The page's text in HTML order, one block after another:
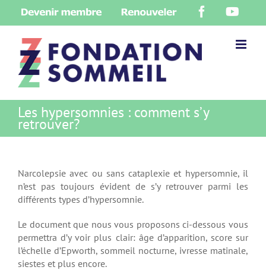
Devenir
membre
Renouveler Facebook
Les hypersomnies : comment s’y
retrouver?
Narcolepsie avec ou sans cataplexie et hypersomnie, il
n’est pas toujours évident de s’y retrouver parmi les
différents types d’hypersomnie.
Le document que nous vous proposons ci-dessous vous
permettra d’y voir plus clair: âge d’apparition, score sur
l’échelle d’Epworth, sommeil nocturne, ivresse matinale,
siestes et plus encore.